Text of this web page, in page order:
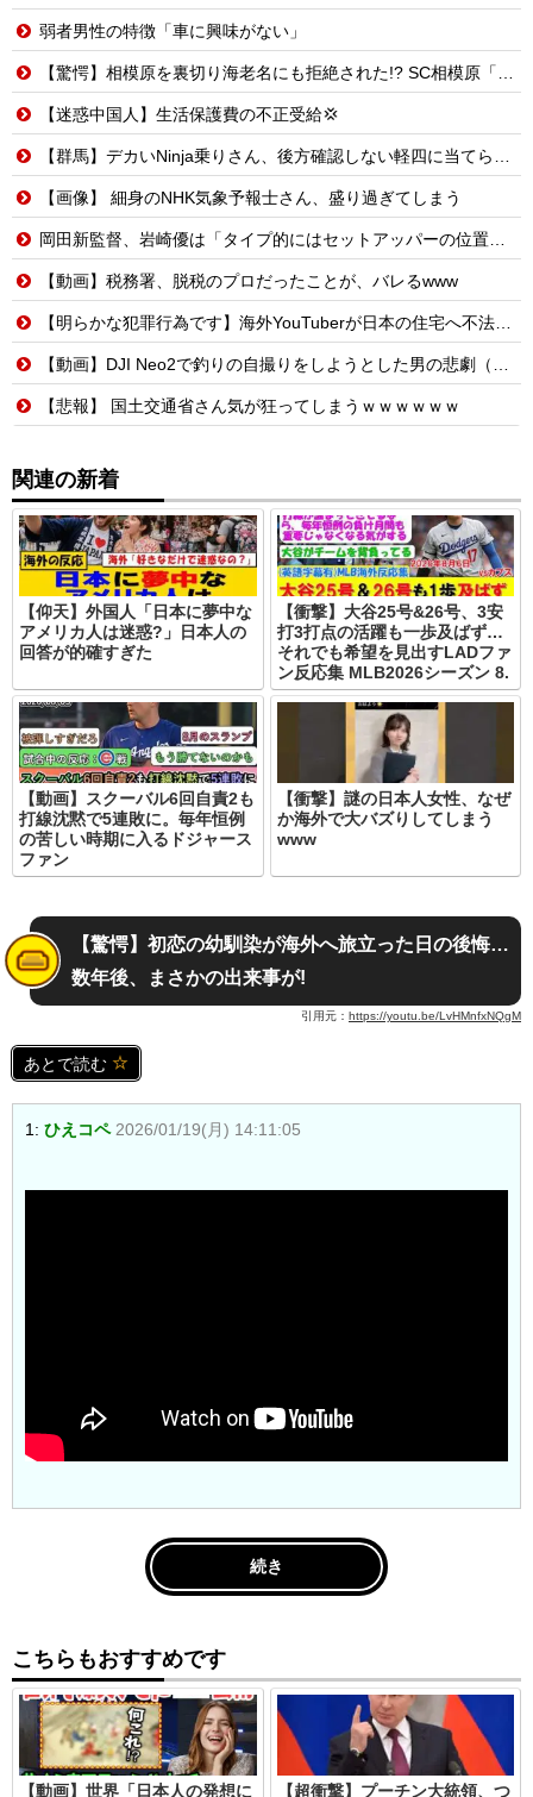
弱者男性の特徴「車に興味がない」
【驚愕】相模原を裏切り海老名にも拒絶された!? SC相模原「移転騒動」の悲惨な結末
【迷惑中国人】生活保護費の不正受給💢
【群馬】デカいNinja乗りさん、後方確認しない軽四に当てられてしまう。
【画像】 細身のNHK気象予報士さん、盛り過ぎてしまう
岡田新監督、岩崎優は「タイプ的にはセットアッパーの位置が一番合うてる」←おーん
【動画】税務署、脱税のプロだったことが、バレるwww
【明らかな犯罪行為です】海外YouTuberが日本の住宅へ不法侵入する動画を投稿
【動画】DJI Neo2で釣りの自撮りをしようとした男の悲劇（ノ∇`）
【悲報】 国土交通省さん気が狂ってしまうｗｗｗｗｗｗ
関連の新着
【仰天】外国人「日本に夢中な
アメリカ人は迷惑?」日本人の
回答が的確すぎた
【衝撃】大谷25号&26号、3安
打3打点の活躍も一歩及ばず…
それでも希望を見出すLADファ
ン反応集 MLB2026シーズン 8.
【動画】スクーバル6回自責2も
打線沈黙で5連敗に。毎年恒例
の苦しい時期に入るドジャース
ファン
【衝撃】謎の日本人女性、なぜ
か海外で大バズりしてしまう
www
【驚愕】初恋の幼馴染が海外へ旅立った日の後悔…
数年後、まさかの出来事が!
引用元： https://youtu.be/LvHMnfxNQgM
あとで読む
1: ひえコペ 2026/01/19(月) 14:11:05
続き
こちらもおすすめです
【動画】世界「日本人の発想に 【超衝撃】プーチン大統領、つ